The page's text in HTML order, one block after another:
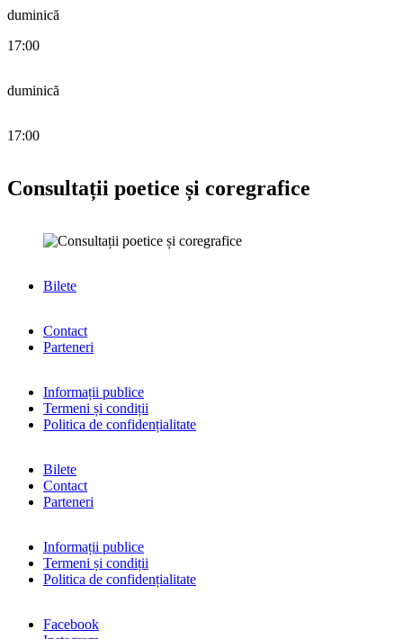
duminică
17:00
duminică
17:00
Consultații poetice și coregrafice
Bilete
Contact
Parteneri
Informații publice
Termeni și condiții
Politica de confidențialitate
Bilete
Contact
Parteneri
Informații publice
Termeni și condiții
Politica de confidențialitate
Facebook